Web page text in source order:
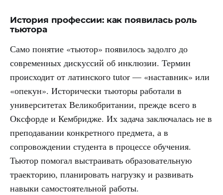
История профессии: как появилась роль
тьютора
Само понятие «тьютор» появилось задолго до
современных дискуссий об инклюзии. Термин
происходит от латинского tutor — «наставник» или
«опекун». Исторически тьюторы работали в
университетах Великобритании, прежде всего в
Оксфорде и Кембридже. Их задача заключалась не в
преподавании конкретного предмета, а в
сопровождении студента в процессе обучения.
Тьютор помогал выстраивать образовательную
траекторию, планировать нагрузку и развивать
навыки самостоятельной работы.